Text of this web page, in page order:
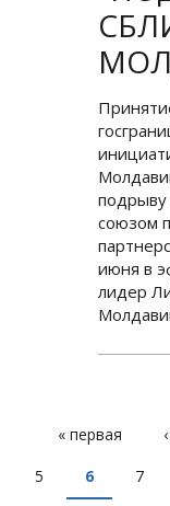
подрыву
союзом
июня в
лидер
« первая
5
6 7